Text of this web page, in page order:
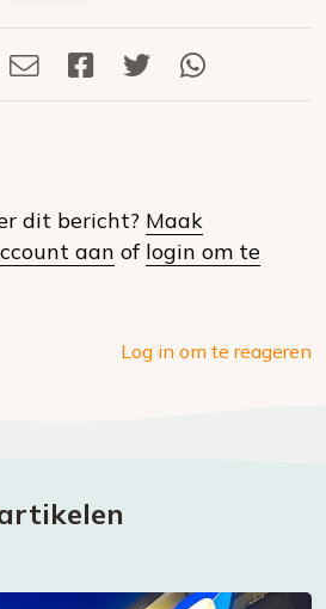
Deel
social
Deel
Deel
Deel
dit bericht? Maak
aan of login om te
Log in om te reageren